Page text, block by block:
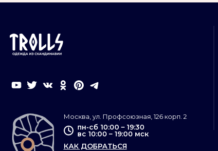
Москва, ул. Профсоюзная, 126 корп. 2
пн-сб 10:00 – 19:30
вс 10:00 – 19:00 мск
КАК ДОБРАТЬСЯ